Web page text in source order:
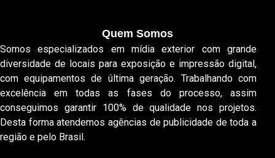
Quem Somos
Somos especializados em mídia exterior com grande
diversidade de locais para exposição e impressão digital,
com equipamentos de última geração. Trabalhando com
excelência em todas as fases do processo, assim
conseguimos garantir 100% de qualidade nos projetos.
Desta forma atendemos agências de publicidade de toda a
região e pelo Brasil.